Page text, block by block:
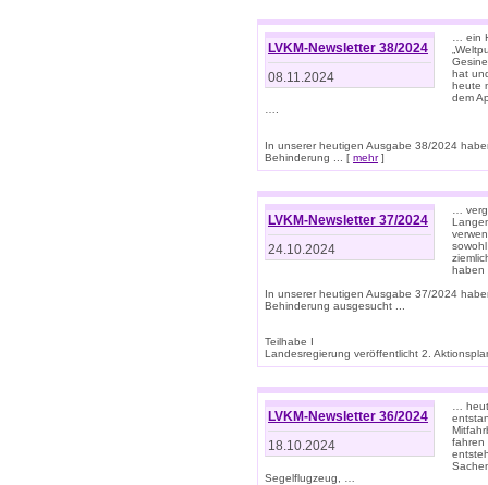
LVKM-Newsletter 38/2024
08.11.2024
… ein
hat
heute
dem
In unserer heutigen Ausgabe 38/2024
Behinderung ... [ mehr]
LVKM-Newsletter 37/2024
24.10.2024
…
In unserer heutigen Ausgabe 37/2024
Behinderung ausgesucht ...
Teilhabe I
Landesregierung veröffentlicht 2.
LVKM-Newsletter 36/2024
18.10.2024
…
fahren
Segelflugzeug, …